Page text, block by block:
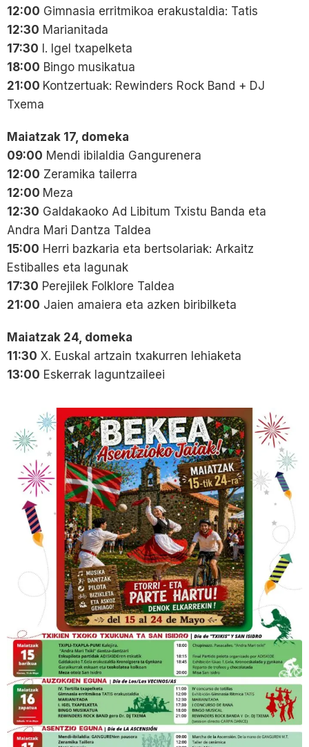
12:00 Gimnasia erritmikoa erakustaldia: Tatis
12:30 Marianitada
17:30 I. Igel txapelketa
18:00 Bingo musikatua
21:00 Kontzertuak: Rewinders Rock Band + DJ
Txema
Maiatzak 17, domeka
09:00 Mendi ibilaldia Gangurenera
12:00 Zeramika tailerra
12:00 Meza
12:30 Galdakaoko Ad Libitum Txistu Banda eta
Andra Mari Dantza Taldea
15:00 Herri bazkaria eta bertsolariak: Arkaitz
Estiballes eta lagunak
17:30 Perejilek Folklore Taldea
21:00 Jaien amaiera eta azken biribilketa
Maiatzak 24, domeka
11:30 X. Euskal artzain txakurren lehiaketa
13:00 Eskerrak laguntzaileei